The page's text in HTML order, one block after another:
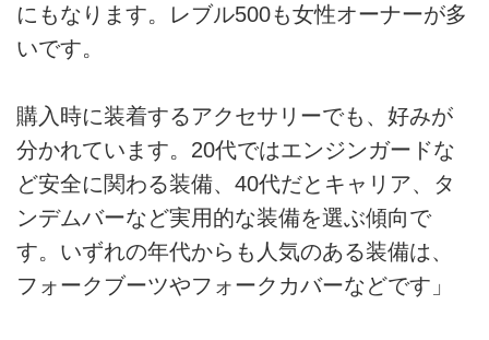
にもなります。レブル500も女性オーナーが多
いです。
購入時に装着するアクセサリーでも、好みが
分かれています。20代ではエンジンガードな
ど安全に関わる装備、40代だとキャリア、タ
ンデムバーなど実用的な装備を選ぶ傾向で
す。いずれの年代からも人気のある装備は、
フォークブーツやフォークカバーなどです」